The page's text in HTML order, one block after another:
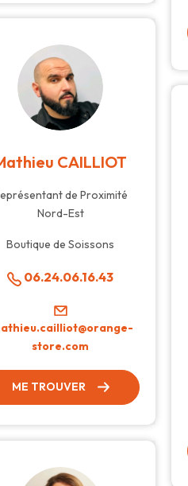
CAILLIOT
de Proximité
Nord-Est
Boutique de Soissons
06.24.06.16.43
store.com
ME TROUVER